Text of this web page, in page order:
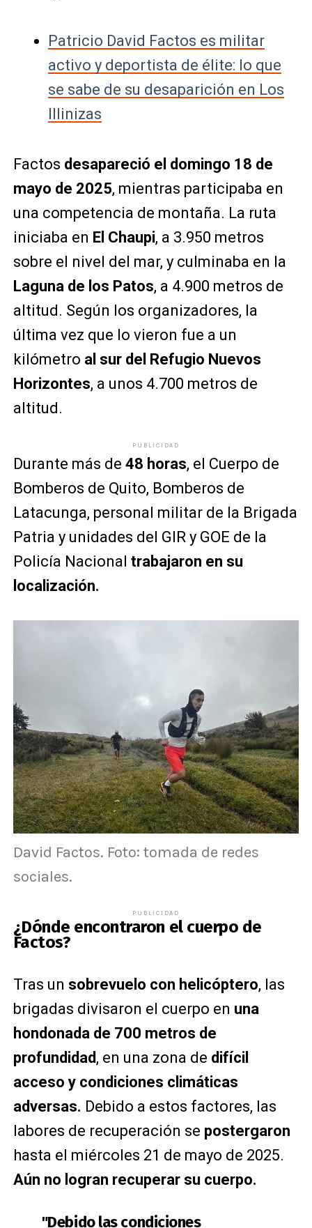
Patricio David Factos es militar
activo y deportista de élite: lo que
se sabe de su desaparición en Los
Illinizas
Factos desapareció el domingo 18 de
mayo de 2025, mientras participaba en
una competencia de montaña. La ruta
iniciaba en El Chaupi, a 3.950 metros
sobre el nivel del mar, y culminaba en la
Laguna de los Patos, a 4.900 metros de
altitud. Según los organizadores, la
última vez que lo vieron fue a un
kilómetro al sur del Refugio Nuevos
Horizontes, a unos 4.700 metros de
altitud.
PUBLICIDAD
Durante más de 48 horas, el Cuerpo de
Bomberos de Quito, Bomberos de
Latacunga, personal militar de la Brigada
Patria y unidades del GIR y GOE de la
Policía Nacional trabajaron en su
localización.
David Factos. Foto: tomada de redes
sociales.
PUBLICIDAD
¿Dónde encontraron el cuerpo de
Factos?
Tras un sobrevuelo con helicóptero, las
brigadas divisaron el cuerpo en una
hondonada de 700 metros de
profundidad , en una zona de difícil
acceso y condiciones climáticas
adversas. Debido a estos factores, las
labores de recuperación se postergaron
hasta el miércoles 21 de mayo de 2025.
Aún no logran recuperar su cuerpo.
"Debido las condiciones